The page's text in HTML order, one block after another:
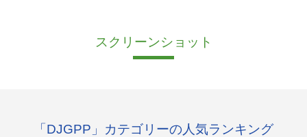
スクリーンショット
「DJGPP」カテゴリーの人気ランキング